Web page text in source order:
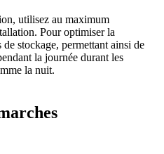
utilisez au maximum
Pour optimiser la
stockage, permettant ainsi de
la journée durant les
la nuit.